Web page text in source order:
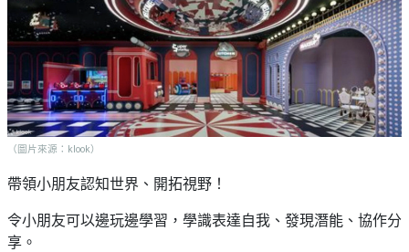
出
租
區
美
食
（圖片來源：klook）
帶領小朋友認知世界、開拓視野！
令小朋友可以邊玩邊學習，學識表達自我、發現潛能、協作分
享。